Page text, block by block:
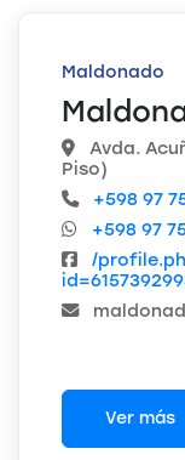
Maldonado
Avda.
Piso)
+598 97
+598 97
/
Ver más